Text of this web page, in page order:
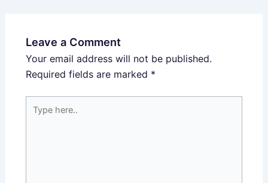
Leave a Comment
Your email address will not be published.
Required fields are marked *
here..